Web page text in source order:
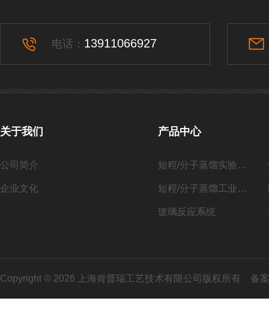
电话： 13911066927
关于我们
公司简介
企业文化
产品中心
短程/分子蒸馏实验系列
短程/分子蒸馏工业化系列
玻璃反应系统
Copyright © 2026 上海肯普瑞工艺技术有限公司版权所有 备